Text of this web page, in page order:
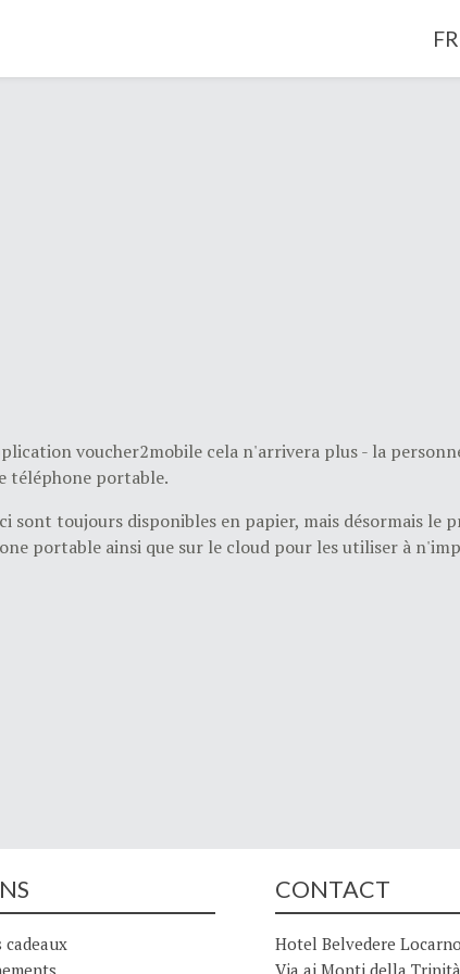
FR
voucher2mobile cela n'arrivera plus - la
téléphone portable.
sont toujours disponibles en papier, mais désormais le
portable ainsi que sur le cloud pour les utiliser à
cadeaux
CONTACT
Hotel Belvedere Locarno
Via ai Monti della